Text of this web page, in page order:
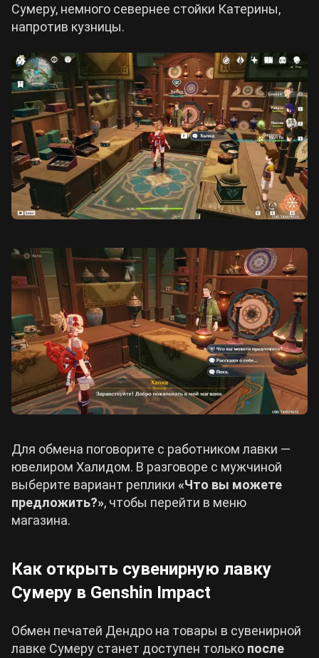
Сумеру, немного севернее стойки Катерины,
напротив кузницы.
Для обмена поговорите с работником лавки —
ювелиром Халидом. В разговоре с мужчиной
выберите вариант реплики «Что вы можете
предложить?», чтобы перейти в меню
магазина.
Как открыть сувенирную лавку
Сумеру в Genshin Impact
Обмен печатей Дендро на товары в сувенирной
лавке Сумеру станет доступен только после